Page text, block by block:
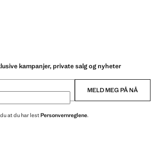
kampanjer, private salg og nyheter
MELD MEG PÅ NÅ
at du har lestPersonvernreglene.